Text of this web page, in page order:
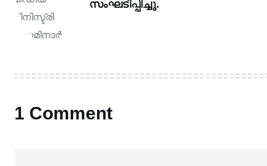
സംഘടിപ്പിച്ചു.
1 Comment